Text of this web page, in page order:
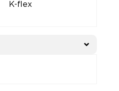
K-flex